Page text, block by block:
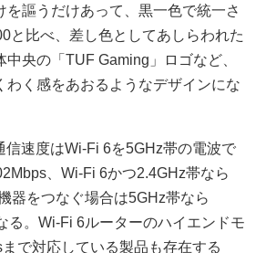
を謳うだけあって、黒一色で統一さ
と比べ、差し色としてあしらわれた
央の「TUF Gaming」ロゴなど、
わく感をあおるようなデザインにな
速度はWi-Fi 6を5GHz帯の電波で
、Wi-Fi 6かつ2.4GHz帯なら
器をつなぐ場合は5GHz帯なら
る。Wi-Fi 6ルーターのハイエンドモ
で対応している製品も存在する